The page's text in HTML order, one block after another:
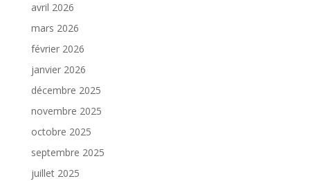
avril 2026
mars 2026
février 2026
janvier 2026
décembre 2025
novembre 2025
octobre 2025
septembre 2025
juillet 2025